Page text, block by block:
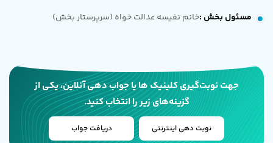
مسئول بخش :خانم نفیسه عدالت خواه (سرپرستار بخش)
جهت نوبت‌گیری کلینیک ها یا جواب دهی آنلاین، یکی از
گزینه‌های زیر را انتخاب کنید.
نوبت دهی اینترنتی دریافت جواب